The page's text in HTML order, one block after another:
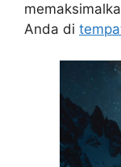
Anda di